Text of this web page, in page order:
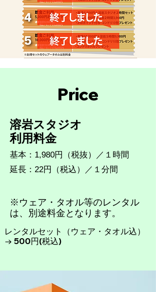
Price
溶岩スタジオ
​利用料金
基本：1,980円（税抜）／１時間
延長：22円（税込）／１分間
※ウェア・タオル等のレンタル
は、別途料金となります。
レンタルセット（ウェア・タオル込）
→ 500円(税込)